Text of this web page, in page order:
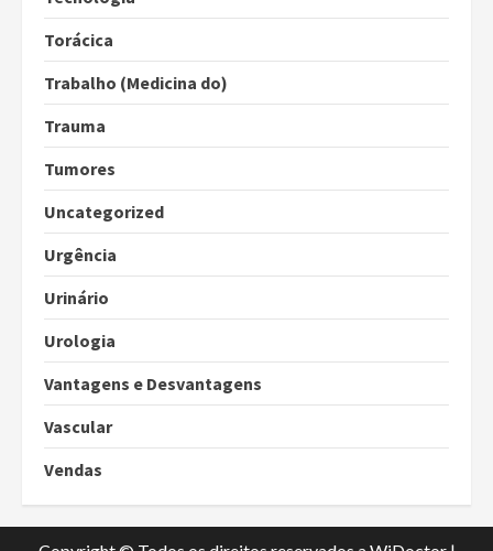
Torácica
Trabalho (Medicina do)
Trauma
Tumores
Uncategorized
Urgência
Urinário
Urologia
Vantagens e Desvantagens
Vascular
Vendas